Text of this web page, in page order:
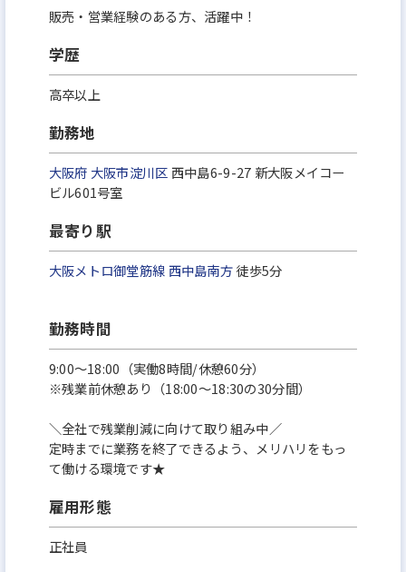
販売・営業経験のある方、活躍中！
学歴
高卒以上
勤務地
大阪府 大阪市淀川区 西中島6-9-27 新大阪メイコー
ビル601号室
最寄り駅
大阪メトロ御堂筋線西中島南方徒歩5分
勤務時間
9:00～18:00（実働8時間/休憩60分）
※残業前休憩あり（18:00～18:30の30分間）
＼全社で残業削減に向けて取り組み中／
定時までに業務を終了できるよう、メリハリをもっ
て働ける環境です★
雇用形態
正社員